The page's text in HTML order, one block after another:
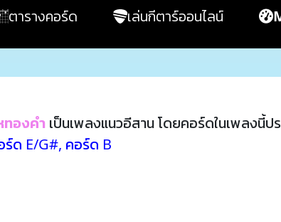
ตารางคอร์ด เล่นกีตาร์ออนไลน์
ทองคำ เป็นเพลงแนวอีสาน โดยคอร์ดในเพลงนี้ป
ร์ด E/G#, คอร์ด B